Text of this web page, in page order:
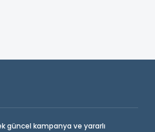
güncel kampanya ve yararlı